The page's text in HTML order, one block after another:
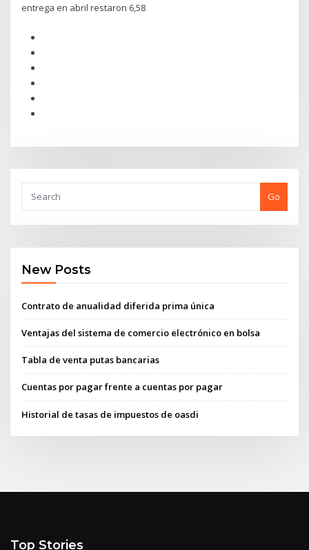
entrega en abril restaron 6,58
Go
New Posts
Contrato de anualidad diferida prima única
Ventajas del sistema de comercio electrónico en bolsa
Tabla de venta putas bancarias
Cuentas por pagar frente a cuentas por pagar
Historial de tasas de impuestos de oasdi
Top Stories